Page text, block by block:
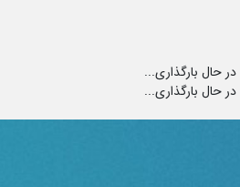
در حال بارگذاری...
در حال بارگذاری...